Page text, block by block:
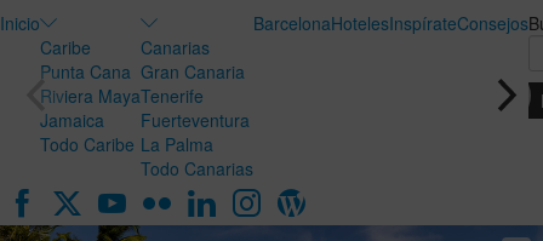
Inicio
Caribe
Punta Cana
Riviera Maya
Jamaica
Todo Caribe
Canarias
Gran Canaria
Tenerife
Fuerteventura
La Palma
Todo Canarias
BarcelonaHotelesInspírateConsejos